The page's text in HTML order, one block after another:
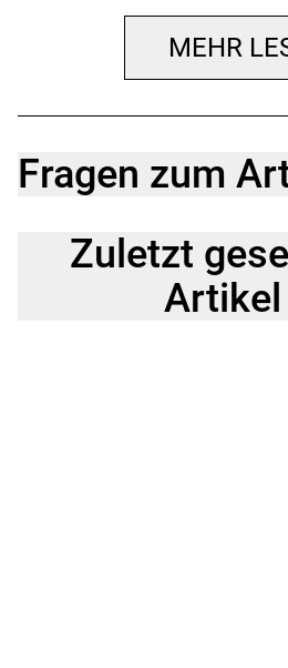
MEHR
Fragen zum
Zuletzt
Artikel